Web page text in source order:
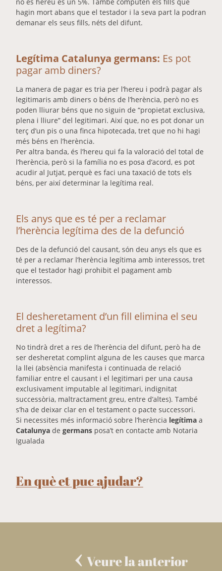
hagin mort abans que el testador i la seva part la podran
demanar els seus fills, néts del difunt.
Legítima Catalunya germans: Es pot
pagar amb diners?
La manera de pagar es tria per l’hereu i podrà pagar als
legitimaris amb diners o béns de l’herència, però no es
poden lliurar béns que no siguin de “propietat exclusiva,
plena i lliure” del legitimari. Així que, no es pot donar un
terç d’un pis o una finca hipotecada, tret que no hi hagi
més béns en l’herència.
Per altra banda, és l’hereu qui fa la valoració del total de
l’herència, però si la família no es posa d’acord, es pot
acudir al Jutjat, perquè es faci una taxació de tots els
béns, per així determinar la legítima real.
Els anys que es té per a reclamar
l’herència legítima des de la defunció
Des de la defunció del causant, són deu anys els que es
té per a reclamar l’herència legítima amb interessos, tret
que el testador hagi prohibit el pagament amb
interessos.
El desheretament d’un fill elimina el seu
dret a legítima?
No tindrà dret a res de l’herència del difunt, però ha de
ser desheretat complint alguna de les causes que marca
la llei (absència manifesta i continuada de relació
familiar entre el causant i el legitimari per una causa
exclusivament imputable al legitimari, indignitat
successòria, maltractament greu, entre d’altes). També
s’ha de deixar clar en el testament o pacte successori.
Si necessites més informació sobre l’herència legítima a
Catalunya de germans posa’t en contacte amb Notaria
Igualada
En què et puc ajudar?
Veure la anterior